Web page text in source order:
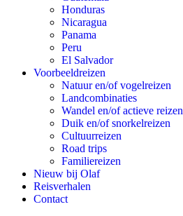
Honduras
Nicaragua
Panama
Peru
El Salvador
Voorbeeldreizen
Natuur en/of vogelreizen
Landcombinaties
Wandel en/of actieve reizen
Duik en/of snorkelreizen
Cultuurreizen
Road trips
Familiereizen
Nieuw bij Olaf
Reisverhalen
Contact